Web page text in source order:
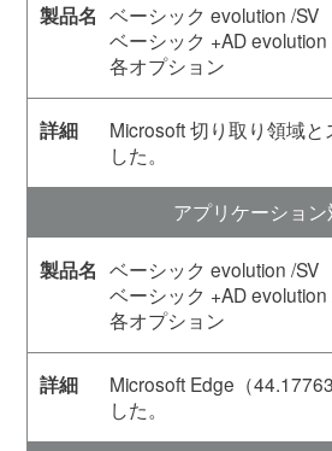
ベーシック evolution /SV
ベーシック +AD evolution
各オプション
Microsoft 切り取り領域
した。
アプリケーショ
ベーシック evolution /SV
ベーシック +AD evolution
各オプション
Microsoft Edge（
した。